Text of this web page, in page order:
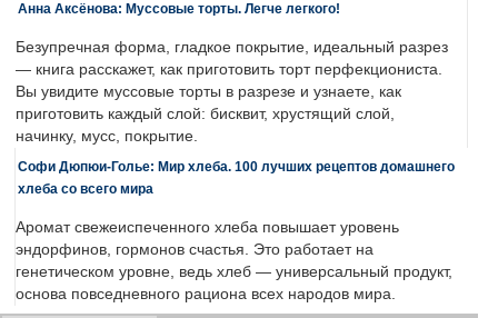
Анна Аксёнова: Муссовые торты. Легче легкого!
Безупречная форма, гладкое покрытие, идеальный разрез
— книга расскажет, как приготовить торт перфекциониста.
Вы увидите муссовые торты в разрезе и узнаете, как
приготовить каждый слой: бисквит, хрустящий слой,
начинку, мусс, покрытие.
Софи Дюпюи-Голье: Мир хлеба. 100 лучших рецептов домашнего
хлеба со всего мира
Аромат свежеиспеченного хлеба повышает уровень
эндорфинов, гормонов счастья. Это работает на
генетическом уровне, ведь хлеб — универсальный продукт,
основа повседневного рациона всех народов мира.